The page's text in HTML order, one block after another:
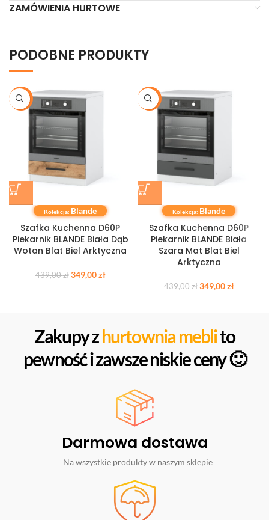
ZAMÓWIENIA HURTOWE
PODOBNE PRODUKTY
-21%
Kolekcja: Blande
Szafka Kuchenna D60P
Piekarnik BLANDE Biała Dąb
Wotan Blat Biel Arktyczna
439,00zł 349,00zł
-21%
Kolekcja: Blande
Szafka Kuchenna D60P
Piekarnik BLANDE Biała
Szara Mat Blat Biel
Arktyczna
439,00zł 349,00zł
Zakupy zhurtownia meblito
pewność i zawsze niskie ceny 🙂
Darmowa dostawa
Na wszystkie produkty w naszym sklepie